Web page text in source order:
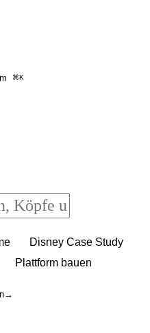
durchsuchen
⌘K
Disney Case Study
Plattform bauen
→